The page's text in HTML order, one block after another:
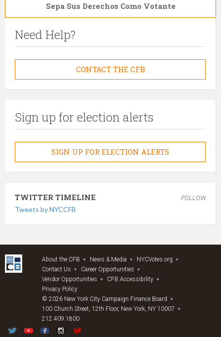
Sepa Sus Derechos Como Votante
Need Help?
CONTACT THE CFB
Sign up for election alerts
SIGN UP FOR ELECTION ALERTS
TWITTER TIMELINE FOLLOW
Tweets by NYCCFB
About the CFB News & Media
NYCVotes.org
Contact Us
Career Opportunities
Vendor Opportunities
CFB Accessibility
Privacy Policy
© 2026 New York City Campaign Finance Board
100 Church Street, 12th Floor, New York, NY 10007
212.409.1800